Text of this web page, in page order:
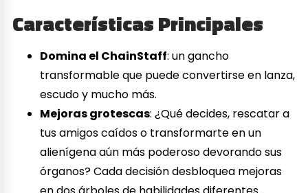
Características Principales
Domina el ChainStaff: un gancho
transformable que puede convertirse en lanza,
escudo y mucho más.
Mejoras grotescas: ¿Qué decides, rescatar a
tus amigos caídos o transformarte en un
alienígena aún más poderoso devorando sus
órganos? Cada decisión desbloquea mejoras